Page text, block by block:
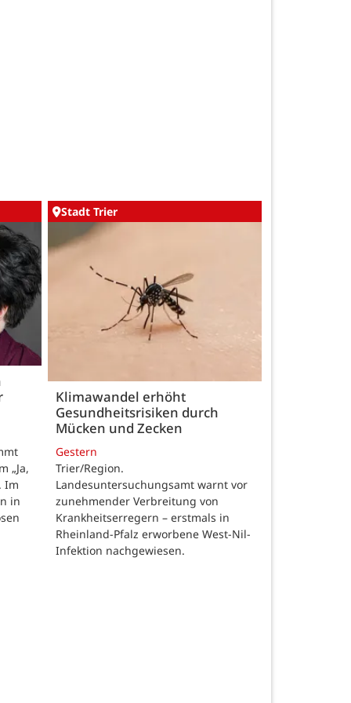
„Ja,
Im
in
Stadt Trier
Klimawandel erhöht
Gesundheitsrisiken durch
Mücken und Zecken
Gestern
Trier/Region.
Landesuntersuchungsamt warnt vor
zunehmender Verbreitung von
Krankheitserregern – erstmals in
Rheinland-Pfalz erworbene West-Nil-
Infektion nachgewiesen.